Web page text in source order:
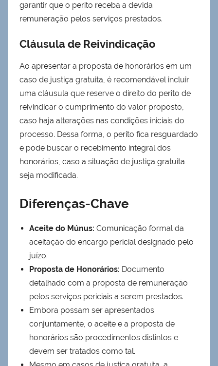
garantir que o perito receba a devida
remuneração pelos serviços prestados.
Cláusula de Reivindicação
Ao apresentar a proposta de honorários em um
caso de justiça gratuita, é recomendável incluir
uma cláusula que reserve o direito do perito de
reivindicar o cumprimento do valor proposto,
caso haja alterações nas condições iniciais do
processo. Dessa forma, o perito fica resguardado
e pode buscar o recebimento integral dos
honorários, caso a situação de justiça gratuita
seja modificada.
Diferenças-Chave
Aceite do Múnus: Comunicação formal da
aceitação do encargo pericial designado pelo
juízo.
Proposta de Honorários: Documento
detalhado com a proposta de remuneração
pelos serviços periciais a serem prestados.
Embora possam ser apresentados
conjuntamente, o aceite e a proposta de
honorários são procedimentos distintos e
devem ser tratados como tal.